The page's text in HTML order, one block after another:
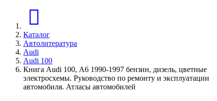
Каталог
Автолитература
Audi
Audi 100
Книга Audi 100, А6 1990-1997 бензин, дизель, цветные
электросхемы. Руководство по ремонту и эксплуатации
автомобиля. Атласы автомобилей